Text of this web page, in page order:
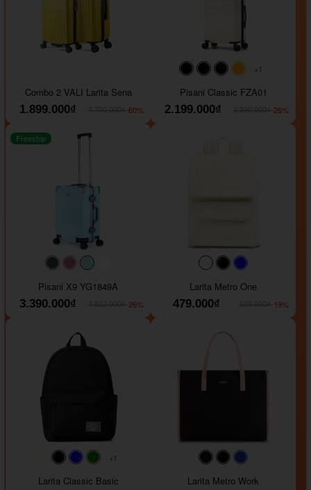
Combo 2 VALI Larita Sena
1.899.000₫
-60%
#000000#000000#000000
+1
Pisani Classic FZA01
2.199.000₫
-26%
#40454a#b76e79
Freeship
Pisani X9 YG1849A
3.390.000₫
-26%
#faf0e6#000000
Larita Metro One
479.000₫
-19%
#faf0e6#000000#0000FF
+1
Larita Classic Basic
#000000#000000
Larita Metro Work